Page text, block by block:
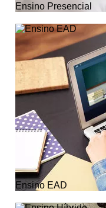
Ensino Presencial
Ensino EAD